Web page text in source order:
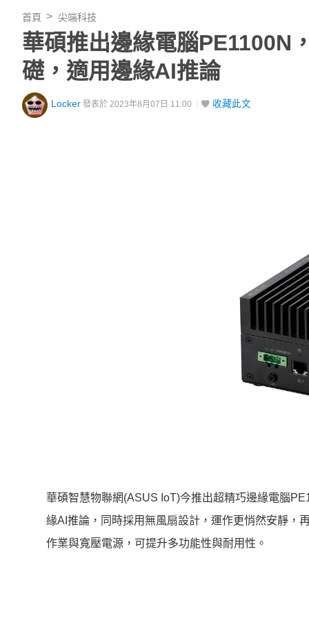
首頁 尖端科技
華碩推出邊緣電腦PE1100N
礎，適用邊緣AI推論
Locker 發表於 2023年8月07日 11:00 收藏此文
華碩智慧物聯網(ASUS IoT)今推出超精巧邊緣電腦
緣AI推論，同時採用無風扇設計，運作更悄然安靜，
作業與寬壓電源，可提升多功能性與耐用性。